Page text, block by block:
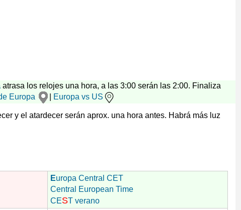
atrasa los relojes una hora, a las 3:00 serán las 2:00. Finaliza
Europa Europa vs US
y el atardecer serán aprox. una hora antes. Habrá más luz
Europa Central CET
Central European Time
CEST verano